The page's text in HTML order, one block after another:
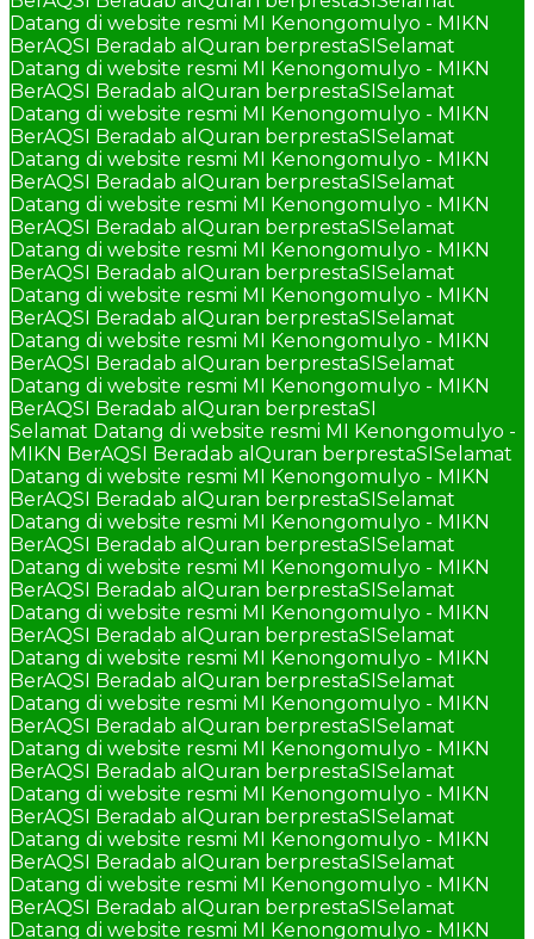
Datang di website resmi MI Kenongomulyo - MIKN
BerAQSI Beradab alQuran berprestaSISelamat
Datang di website resmi MI Kenongomulyo - MIKN
BerAQSI Beradab alQuran berprestaSISelamat
Datang di website resmi MI Kenongomulyo - MIKN
BerAQSI Beradab alQuran berprestaSISelamat
Datang di website resmi MI Kenongomulyo - MIKN
BerAQSI Beradab alQuran berprestaSISelamat
Datang di website resmi MI Kenongomulyo - MIKN
BerAQSI Beradab alQuran berprestaSISelamat
Datang di website resmi MI Kenongomulyo - MIKN
BerAQSI Beradab alQuran berprestaSISelamat
Datang di website resmi MI Kenongomulyo - MIKN
BerAQSI Beradab alQuran berprestaSISelamat
Datang di website resmi MI Kenongomulyo - MIKN
BerAQSI Beradab alQuran berprestaSISelamat
Datang di website resmi MI Kenongomulyo - MIKN
BerAQSI Beradab alQuran berprestaSI
Selamat Datang di website resmi MI Kenongomulyo -
MIKN BerAQSI Beradab alQuran berprestaSISelamat
Datang di website resmi MI Kenongomulyo - MIKN
BerAQSI Beradab alQuran berprestaSISelamat
Datang di website resmi MI Kenongomulyo - MIKN
BerAQSI Beradab alQuran berprestaSISelamat
Datang di website resmi MI Kenongomulyo - MIKN
BerAQSI Beradab alQuran berprestaSISelamat
Datang di website resmi MI Kenongomulyo - MIKN
BerAQSI Beradab alQuran berprestaSISelamat
Datang di website resmi MI Kenongomulyo - MIKN
BerAQSI Beradab alQuran berprestaSISelamat
Datang di website resmi MI Kenongomulyo - MIKN
BerAQSI Beradab alQuran berprestaSISelamat
Datang di website resmi MI Kenongomulyo - MIKN
BerAQSI Beradab alQuran berprestaSISelamat
Datang di website resmi MI Kenongomulyo - MIKN
BerAQSI Beradab alQuran berprestaSISelamat
Datang di website resmi MI Kenongomulyo - MIKN
BerAQSI Beradab alQuran berprestaSISelamat
Datang di website resmi MI Kenongomulyo - MIKN
BerAQSI Beradab alQuran berprestaSISelamat
Datang di website resmi MI Kenongomulyo - MIKN